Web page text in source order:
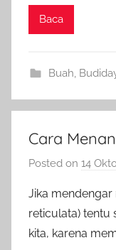
Baca
Buah
Cara
Posted on 14
Jika mendengar
reticulata) tentu
kita, karena